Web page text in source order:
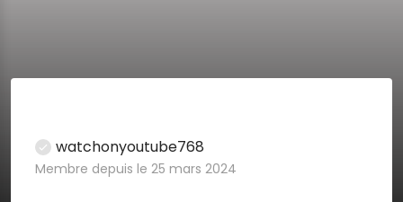
watchonyoutube768
Membre depuis le 25 mars 2024